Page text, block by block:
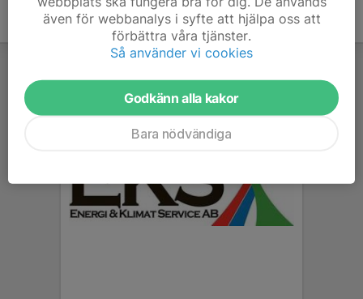
även för webbanalys i syfte att hjälpa oss att
förbättra våra tjänster.
Så använder vi cookies
Godkänn alla kakor
Bara nödvändiga